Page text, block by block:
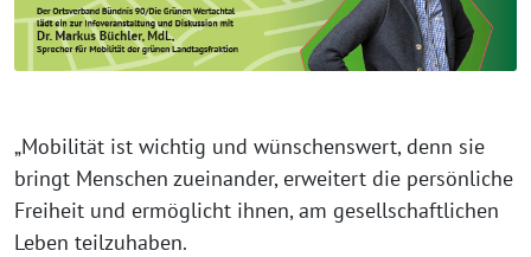
„Mobilität ist wichtig und wünschenswert, denn sie
bringt Menschen zueinander, erweitert die persönliche
Freiheit und ermöglicht ihnen, am gesellschaftlichen
Leben teilzuhaben.